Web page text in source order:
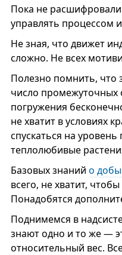
Пока не
управлять процессом
Не зная, что движет
сложно. Не всех
Полезно помнить, что
число промежуточных
погружения
не хватит в условиях
спускаться на
теплолюбивые
Базовых знаний о
всего, не хватит, чтобы
Понадобятся
Поднимемся в
знают одно и то же —
относительный вес.